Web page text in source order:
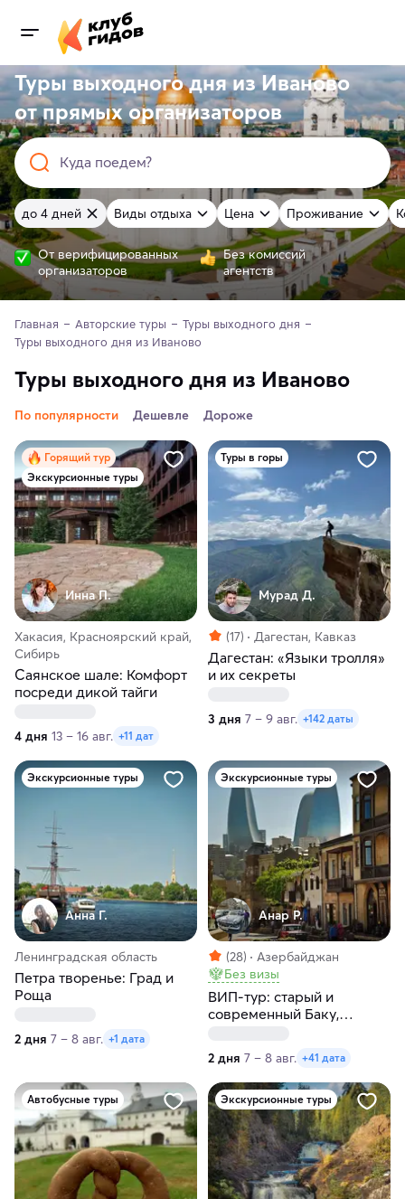
Туры выходного дня из Иваново
отпрямыхорганизаторов
Куда поедем?
до 4 дней Виды отдыха Цена Проживание
От верифицированных
организаторов
Без комиссий
агентств
Главная Авторские туры
Туры выходного дня
Туры выходного дня из Иваново
Туры выходного дня из Иваново
По популярности Дешевле Дороже
Горящий тур
Экскурсионные туры
Инна П.
Хакасия, Красноярский край,
Сибирь
Саянское шале: Комфорт
посреди дикой тайги
4 дня 13 – 16 авг. +11 дат
Туры в горы
Мурад Д.
(17) Дагестан, Кавказ
Дагестан: «Языки тролля»
и их секреты
3 дня 7 – 9 авг. +142 даты
Экскурсионные туры
Анна Г.
Ленинградская область
Петра творенье: Град и
Роща
2 дня 7 – 8 авг. +1 дата
Экскурсионные туры
Анар Р.
(28)
Азербайджан
Без визы
ВИП-тур: старый и
современный Баку,
2 дня 7 – 8 авг. +41 дата
Автобусные туры Экскурсионные туры